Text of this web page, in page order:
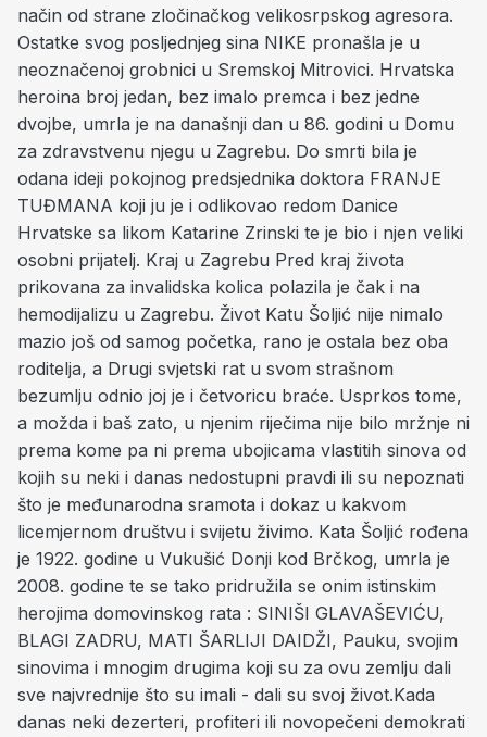
način od strane zločinačkog velikosrpskog agresora.
Ostatke svog posljednjeg sina NIKE pronašla je u
neoznačenoj grobnici u Sremskoj Mitrovici. Hrvatska
heroina broj jedan, bez imalo premca i bez jedne
dvojbe, umrla je na današnji dan u 86. godini u Domu
za zdravstvenu njegu u Zagrebu. Do smrti bila je
odana ideji pokojnog predsjednika doktora FRANJE
TUĐMANA koji ju je i odlikovao redom Danice
Hrvatske sa likom Katarine Zrinski te je bio i njen veliki
osobni prijatelj. Kraj u Zagrebu Pred kraj života
prikovana za invalidska kolica polazila je čak i na
hemodijalizu u Zagrebu. Život Katu Šoljić nije nimalo
mazio još od samog početka, rano je ostala bez oba
roditelja, a Drugi svjetski rat u svom strašnom
bezumlju odnio joj je i četvoricu braće. Usprkos tome,
a možda i baš zato, u njenim riječima nije bilo mržnje ni
prema kome pa ni prema ubojicama vlastitih sinova od
kojih su neki i danas nedostupni pravdi ili su nepoznati
što je međunarodna sramota i dokaz u kakvom
licemjernom društvu i svijetu živimo. Kata Šoljić rođena
je 1922. godine u Vukušić Donji kod Brčkog, umrla je
2008. godine te se tako pridružila se onim istinskim
herojima domovinskog rata : SINIŠI GLAVAŠEVIĆU,
BLAGI ZADRU, MATI ŠARLIJI DAIDŽI, Pauku, svojim
sinovima i mnogim drugima koji su za ovu zemlju dali
sve najvrednije što su imali - dali su svoj život.Kada
danas neki dezerteri, profiteri ili novopečeni demokrati